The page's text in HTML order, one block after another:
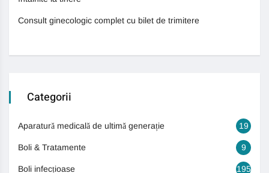
Consult ginecologic complet cu bilet de trimitere
Categorii
Aparatură medicală de ultimă generație 19
Boli & Tratamente 9
Boli infecțioase 195